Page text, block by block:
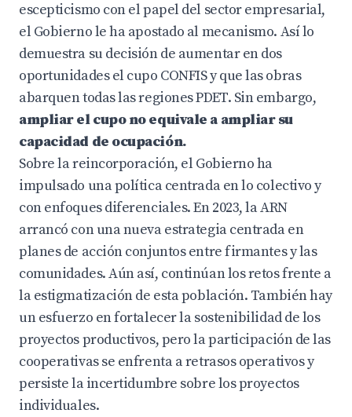
escepticismo con el papel del sector empresarial,
el Gobierno le ha apostado al mecanismo. Así lo
demuestra su decisión de aumentar en dos
oportunidades el cupo CONFIS y que las obras
abarquen todas las regiones PDET. Sin embargo,
ampliar el cupo no equivale a ampliar su
capacidad de ocupación.
Sobre la reincorporación, el Gobierno ha
impulsado una política centrada en lo colectivo y
con enfoques diferenciales. En 2023, la ARN
arrancó con una nueva estrategia centrada en
planes de acción conjuntos entre firmantes y las
comunidades. Aún así, continúan los retos frente a
la estigmatización de esta población. También hay
un esfuerzo en fortalecer la sostenibilidad de los
proyectos productivos, pero la participación de las
cooperativas se enfrenta a retrasos operativos y
persiste la incertidumbre sobre los proyectos
individuales.